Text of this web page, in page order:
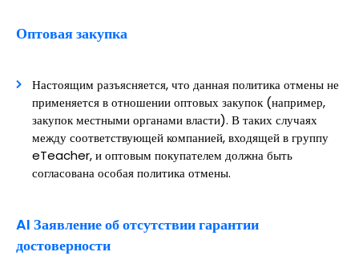
Оптовая закупка
Настоящим разъясняется, что данная политика отмены не
применяется в отношении оптовых закупок (например,
закупок местными органами власти). В таких случаях
между соответствующей компанией, входящей в группу
eTeacher, и оптовым покупателем должна быть
согласована особая политика отмены.
AI Заявление об отсутствии гарантии
достоверности